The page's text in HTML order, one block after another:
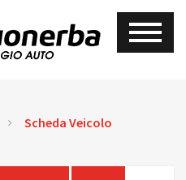
Scheda Veicolo